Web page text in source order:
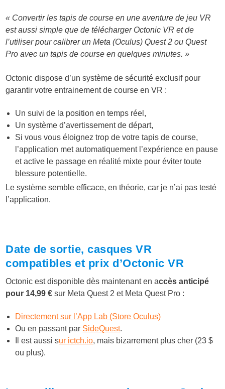
« Convertir les tapis de course en une aventure de jeu VR
est aussi simple que de télécharger Octonic VR et de
l’utiliser pour calibrer un Meta (Oculus) Quest 2 ou Quest
Pro avec un tapis de course en quelques minutes. »
Octonic dispose d’un système de sécurité exclusif pour
garantir votre entrainement de course en VR :
Un suivi de la position en temps réel,
Un système d’avertissement de départ,
Si vous vous éloignez trop de votre tapis de course,
l’application met automatiquement l’expérience en pause
et active le passage en réalité mixte pour éviter toute
blessure potentielle.
Le système semble efficace, en théorie, car je n’ai pas testé
l’application.
Date de sortie, casques VR
compatibles et prix d’Octonic VR
Octonic est disponible dès maintenant en accès anticipé
pour 14,99 € sur Meta Quest 2 et Meta Quest Pro :
Directement sur l’App Lab (Store Oculus)
Ou en passant par SideQuest.
Il est aussi sur ictch.io, mais bizarrement plus cher (23 $
ou plus).